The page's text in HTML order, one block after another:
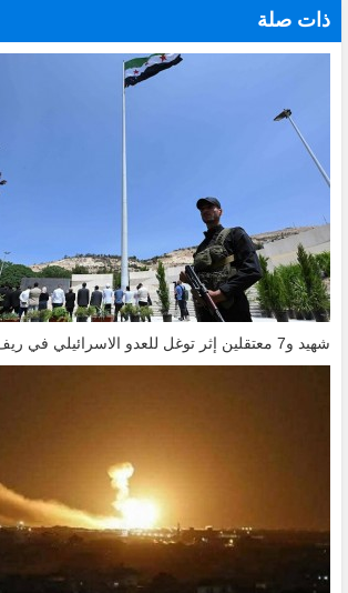
ذات صلة
شهيد و7 معتقلين إثر توغل للعدو الاسرائيلي في ريف دمشق